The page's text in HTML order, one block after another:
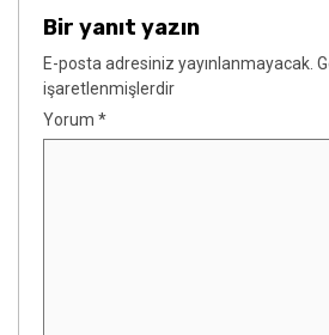
Bir yanıt yazın
E-posta adresiniz yayınlanmayacak.
işaretlenmişlerdir
Yorum *